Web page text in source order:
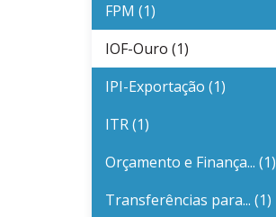
FPM (1)
IOF-Ouro (1)
IPI-Exportação (1)
ITR (1)
Orçamento e Finança... (1)
Transferências para... (1)